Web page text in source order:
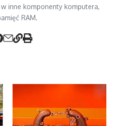
inne komponenty komputera,
RAM.